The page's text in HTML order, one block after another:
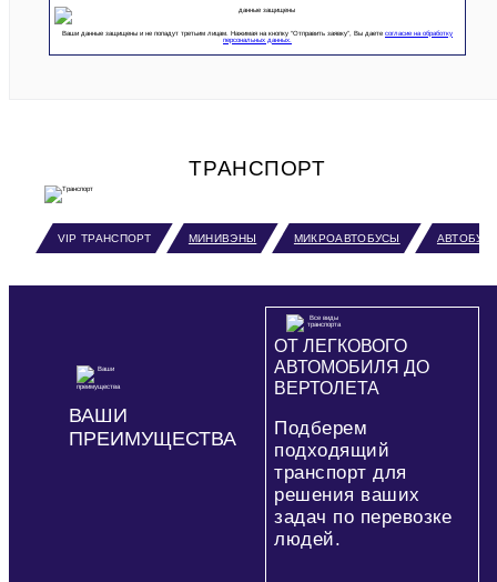
Ваши данные защищены и не попадут третьим лицам. Нажимая на кнопку “Отправить заявку”, Вы даете согласие на обработку
персональных данных.
ТРАНСПОРТ
VIP ТРАНСПОРТ МИНИВЭНЫ МИКРОАВТОБУСЫ
ВАШИ
ПРЕИМУЩЕСТВА
ОТ ЛЕГКОВОГО
АВТОМОБИЛЯ ДО
ВЕРТОЛЕТА
Подберем
подходящий
транспорт для
решения ваших
задач по перевозке
людей.